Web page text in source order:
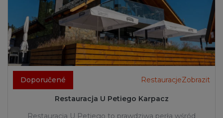
Doporučené RestauracjeZobrazit
Restauracja U Petiego Karpacz
Restauracja U Petiego to prawdziwa perła wśród